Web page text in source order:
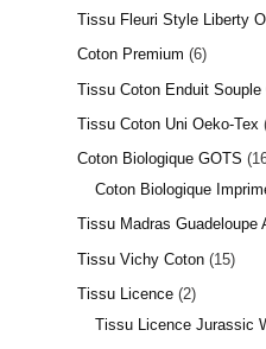
Tissu Fleuri Style Liberty
Coton Premium 6
Tissu Coton Enduit Souple
Tissu Coton Uni Oeko-Tex
Coton Biologique GOTS
Coton Biologique
Tissu Madras Guadeloupe
Tissu Vichy Coton 15
Tissu Licence 2
Tissu Licence Jurassic